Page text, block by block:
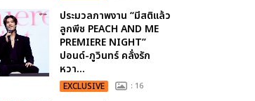
ประมวลภาพงาน “มีสติแล้ว
ลูกพีช PEACH AND ME
PREMIERE NIGHT”
ปอนด์-ภูวินทร์ คลั่งรัก
หวา...
EXCLUSIVE : 16